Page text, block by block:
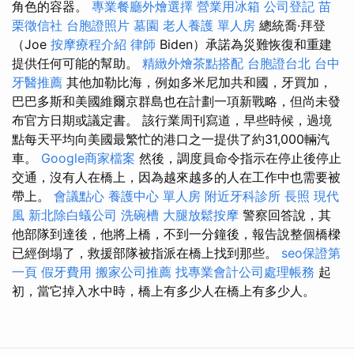
角色的容器。 專業餐廳外燴選擇 營業用冰箱 公司登記 苗
栗徵信社 台胞證照片 墓園 老人養護 單人房 總統喬·拜登
（Joe 按摩療程介紹 律師 Biden）承諾為災難恢復和重建
提供任何可能的幫助。 精緻外燴茶點搭配 台胞證台北 台中
牙醫推薦 其他加勒比海，例如多米尼加共和國，牙買加，
巴巴多斯和美國維爾京群島也在計劃一項新戰略，但尚未發
布官方日期或議定書。 該行業周刊寫道，早些時候，過境
點每天平均向美國最繁忙的港口之一提供了約31,000輛汽
車。 Google商家檔案 然後，調度員命令指示在停止後停止
交通，沒有人在橋上，因為越來越多的人在工作中也需要被
帶上。 會議點心 養護中心 單人房 附近牙科診所 長照 現代
風 新北除白蟻公司 洗碗槽 大腿放鬆按摩 警察回答說，其
他部隊到達後，他將上橋，不到一分鐘後，報告說整個橋樑
已經倒塌了，救援部隊被指派在橋上找到那些。 seo保證第
一頁 假牙費用 搬家公司推薦 找專業會計公司處理帳務 起
初，當它掉入水中時，橋上有多少人在橋上有多少人。